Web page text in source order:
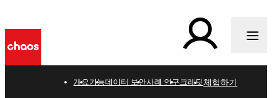
개요기능데이터 보안사례 연구크레딧체험하기